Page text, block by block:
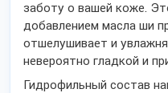
заботу о вашей коже.
добавлением масла ши
отшелушивает и
невероятно гладкой и
Гидрофильный состав